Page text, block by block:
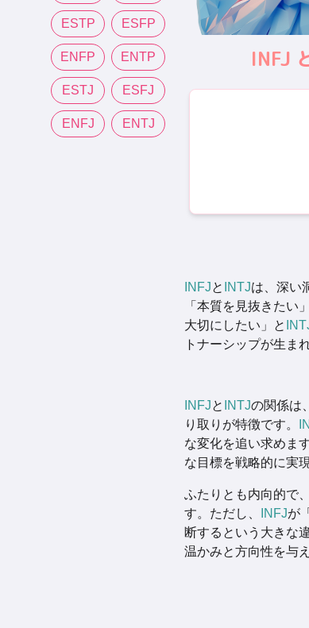
ESTP ESFP
ENFP ENTP
ESTJ ESFJ
ENFJ ENTJ
INFJ
INFJと INTJは、深い
「本質を見抜きたい
大切にしたい」と
トナーシップが生ま
INFJと INTJの関係は
り取りが特徴です。
な変化を追い求めま
な目標を戦略的に実
ふたりとも内向的で
す。ただし、
INFJが
断するという大きな
温かみと方向性を与え